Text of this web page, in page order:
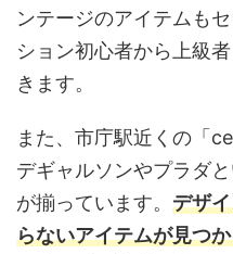
ンテージのアイテムも
ション初心者から上級
きます。
また、市庁駅近くの「
デギャルソンやプラダ
が揃っています。 デザ
らないアイテムが見つ